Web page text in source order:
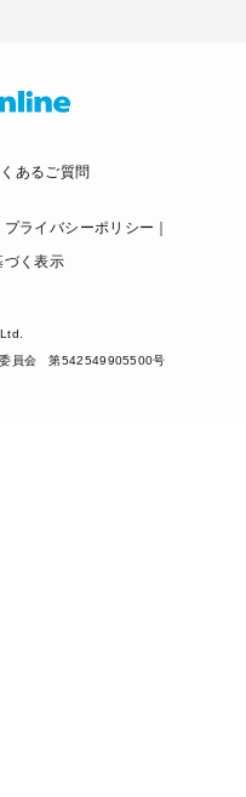
あるご質問
プライバシーポリシー
づく表示
委員会 第542549905500号